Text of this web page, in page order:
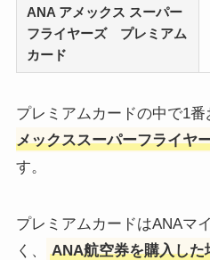
ANA アメックス スーパー
フライヤーズ プレミアム
カード
プレミアムカードの中で1番
メックススーパーフライヤ
す。
プレミアムカードはANAマ
く、
ANA航空券を購入した